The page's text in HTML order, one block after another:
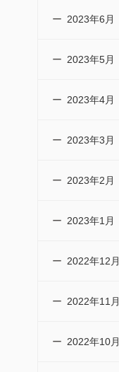
2023年6月
2023年5月
2023年4月
2023年3月
2023年2月
2023年1月
2022年12月
2022年11月
2022年10月